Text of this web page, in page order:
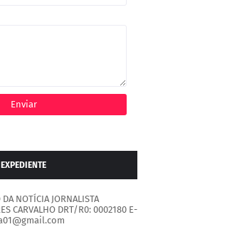
EXPEDIENTE
NOTÍCIA JORNALISTA
CARVALHO DRT/R0: 0002180 E-